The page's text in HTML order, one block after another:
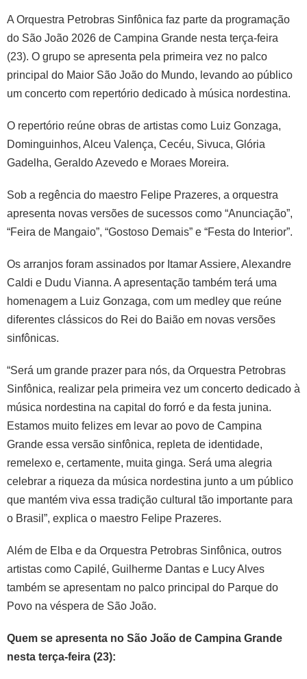
A Orquestra Petrobras Sinfônica faz parte da programação
do São João 2026 de Campina Grande nesta terça-feira
(23). O grupo se apresenta pela primeira vez no palco
principal do Maior São João do Mundo, levando ao público
um concerto com repertório dedicado à música nordestina.
O repertório reúne obras de artistas como Luiz Gonzaga,
Dominguinhos, Alceu Valença, Cecéu, Sivuca, Glória
Gadelha, Geraldo Azevedo e Moraes Moreira.
Sob a regência do maestro Felipe Prazeres, a orquestra
apresenta novas versões de sucessos como “Anunciação”,
“Feira de Mangaio”, “Gostoso Demais” e “Festa do Interior”.
Os arranjos foram assinados por Itamar Assiere, Alexandre
Caldi e Dudu Vianna. A apresentação também terá uma
homenagem a Luiz Gonzaga, com um medley que reúne
diferentes clássicos do Rei do Baião em novas versões
sinfônicas.
“Será um grande prazer para nós, da Orquestra Petrobras
Sinfônica, realizar pela primeira vez um concerto dedicado à
música nordestina na capital do forró e da festa junina.
Estamos muito felizes em levar ao povo de Campina
Grande essa versão sinfônica, repleta de identidade,
remelexo e, certamente, muita ginga. Será uma alegria
celebrar a riqueza da música nordestina junto a um público
que mantém viva essa tradição cultural tão importante para
o Brasil”, explica o maestro Felipe Prazeres.
Além de Elba e da Orquestra Petrobras Sinfônica, outros
artistas como Capilé, Guilherme Dantas e Lucy Alves
também se apresentam no palco principal do Parque do
Povo na véspera de São João.
Quem se apresenta no São João de Campina Grande
nesta terça-feira (23):